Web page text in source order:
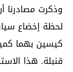
وذكرت مصادرنا
لحظة إخضاع
كيسين بهما
قنبلة. هذا